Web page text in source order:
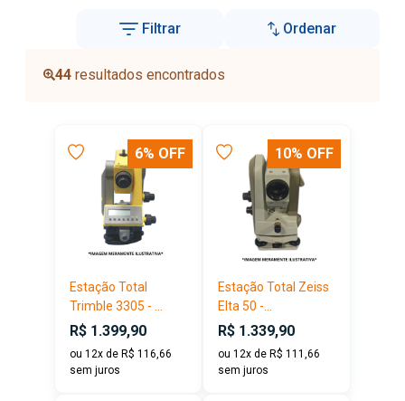
Filtrar Ordenar
44 resultados encontrados
6% OFF
Estação Total
Trimble 3305 - ...
R$ 1.399,90
ou 12x de R$ 116,66
sem juros
10% OFF
Estação Total Zeiss
Elta 50 -...
R$ 1.339,90
ou 12x de R$ 111,66
sem juros